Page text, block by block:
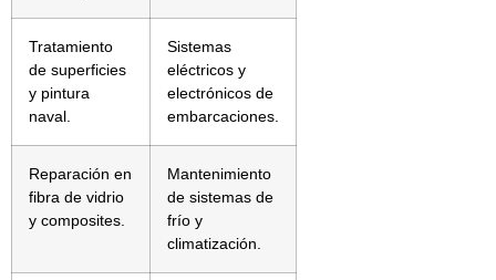
Tratamiento
de superficies
y pintura
naval.
Sistemas
eléctricos y
electrónicos de
embarcaciones.
Reparación en
fibra de vidrio
y composites.
Mantenimiento
de sistemas de
frío y
climatización.